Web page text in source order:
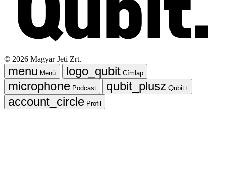
© 2026 Magyar Jeti Zrt.
Menü
Címlap
Podcast
Qubit+
Profil